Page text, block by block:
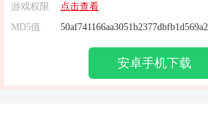
游戏权限
点击查看
MD5值
50af741166aa3051b2377dbfb1d569a2
安卓手机下载